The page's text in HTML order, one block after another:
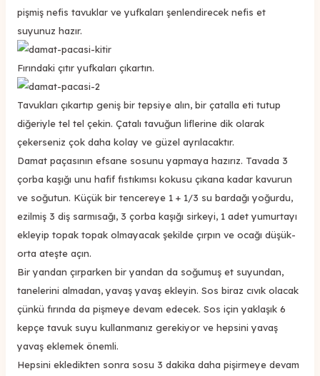
pişmiş nefis tavuklar ve yufkaları şenlendirecek nefis et
suyunuz hazır.
Fırındaki çıtır yufkaları çıkartın.
Tavukları çıkartıp geniş bir tepsiye alın, bir çatalla eti tutup
diğeriyle tel tel çekin. Çatalı tavuğun liflerine dik olarak
çekerseniz çok daha kolay ve güzel ayrılacaktır.
Damat paçasının efsane sosunu yapmaya hazırız. Tavada 3
çorba kaşığı unu hafif fıstıkımsı kokusu çıkana kadar kavurun
ve soğutun. Küçük bir tencereye 1 + 1/3 su bardağı yoğurdu,
ezilmiş 3 diş sarmısağı, 3 çorba kaşığı sirkeyi, 1 adet yumurtayı
ekleyip topak topak olmayacak şekilde çırpın ve ocağı düşük-
orta ateşte açın.
Bir yandan çırparken bir yandan da soğumuş et suyundan,
tanelerini almadan, yavaş yavaş ekleyin. Sos biraz cıvık olacak
çünkü fırında da pişmeye devam edecek. Sos için yaklaşık 6
kepçe tavuk suyu kullanmanız gerekiyor ve hepsini yavaş
yavaş eklemek önemli.
Hepsini ekledikten sonra sosu 3 dakika daha pişirmeye devam